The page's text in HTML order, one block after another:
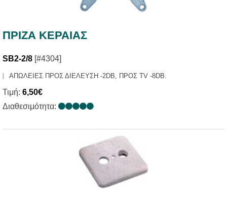
ΠΡΙΖΑ ΚΕΡΑΙΑΣ
SB2-2/8 [#4304]
ΑΠΩΛΕΙΕΣ ΠΡΟΣ ΔΙΕΛΕΥΣΗ -2DB, ΠΡΟΣ TV -8DB.
Τιμή: 6,50€
Διαθεσιμότητα: